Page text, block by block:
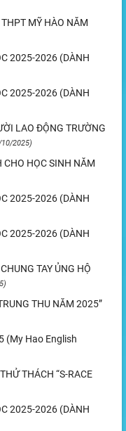
MỸ HÀO NĂM
2025-2026 (DÀNH
2025-2026 (DÀNH
LAO ĐỘNG TRƯỜNG
2025)
CHO HỌC SINH NĂM
2025-2026 (DÀNH
2025-2026 (DÀNH
TAY ỦNG HỘ
THU NĂM 2025”
(My Hao English
THÁCH “S-RACE
2025-2026 (DÀNH